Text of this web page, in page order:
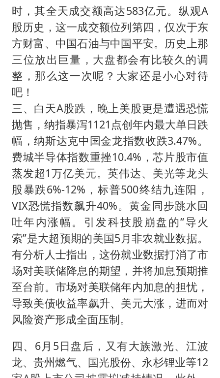
时，其全天成交额高达583亿元。纵观A
股历史，这一成交额位列第四，仅次于东
方财富、中国石油与中国平安。历史上那
三位放出巨量，大盘都会有比较久的调
整，那么这一次呢？大家还是小心对待
吧！
三、白天A股跌，晚上美股更是遭遇恐慌
抛售，纳指暴泻1121点创年内最大单日跌
幅，纳斯达克中国金龙指数收跌3.47%。
费城半导体指数重挫10.4%，芯片股市值
蒸发超1万亿美元。英伟达、美光等龙头
股暴跌6%-12%，标普500终结九连阳，
VIX恐慌指数飙升40%。黄金同步跳水回
吐年内涨幅。引发科技股崩盘的“导火
索”是大超预期的美国5月非农就业数据。
有分析人士指出，这份就业数据打消了市
场对美联储降息的期望，并将加息预期推
至台前。市场对美联储年内加息的担忧，
导致美债收益率飙升、美元大涨，进而对
风险资产形成全面压制。
四、6月5日盘后，又有大族激光、江波
龙、贵州燃气、国光股份、永杉锂业等12